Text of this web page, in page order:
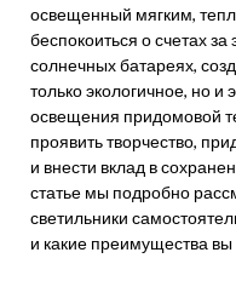
освещенный мягким,
беспокоиться о счетах
солнечных батареях,
только экологичное, но
освещения придомовой
проявить творчество,
и внести вклад в
статье мы подробно
светильники
и какие преимущества вы